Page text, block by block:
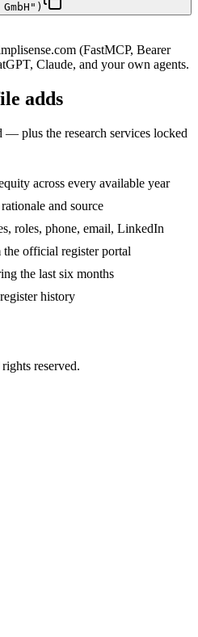
GmbH")
(FastMCP, Bearer
Claude, and your own agents.
adds
— plus the research services locked
across every available year
and source
roles, phone, email, LinkedIn
official register portal
the last six months
history
reserved.